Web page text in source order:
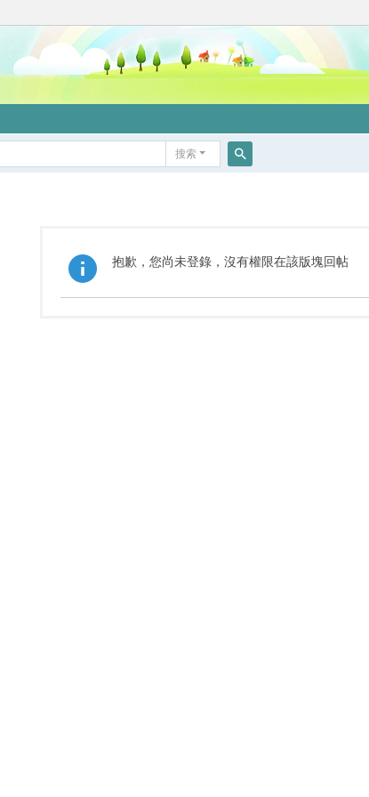
搜索
抱歉，您尚未登錄，沒有權限在該版塊回帖